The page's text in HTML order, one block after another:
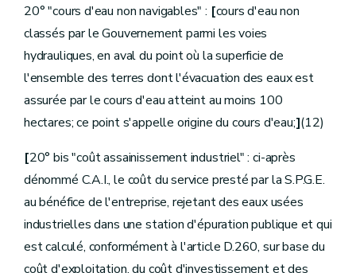
Section3 [...] [Décret-programme 12.12.2014]
Section 4
[...] [Décret-programme 12.12.2014]
Section5 [...] [Décret-programme 12.12.2014]
Chapitre[II Mécanismes de récupération des coûts autres que la tarification] [Décret-programme 12.12.2014]
Section
1re
Dispositions générales] [Décret-programme 12.12.2014]
Art.D.252
Section[2 Taxe et contribution sur les prises d'eau] [Décret-programme 12.12.2014]
Sous-section
1re
Prises d'eau potabilisable] [Décret-programme 12.12.2014]
Art.D.253
Art.D.255
Sous-section[2 Prises d'eau souterraine non potabilisable] [Décret-programme 12.12.2014]
Art.
Sous-section[2/1 Prises d'eau d'exhaure] [Décret 12.11.2021 - entre en vigueur le 01.01.2022]
Art.[D.256/1
Sous-section
Prises d'eau de surface non potabilisable] [Décret-programme 12.12.2014]
Art.D.257
Section [3 Taxe sur le déversement des eaux usées industrielles et domestiques] [Décret-programme 12.12.2014]
20° "cours d'eau non navigables" : [cours d'eau non
classés par le Gouvernement parmi les voies
hydrauliques, en aval du point où la superficie de
l'ensemble des terres dont l'évacuation des eaux est
assurée par le cours d'eau atteint au moins 100
hectares; ce point s'appelle origine du cours d'eau;](12)
[20° bis "coût assainissement industriel" : ci-après
dénommé C.A.I., le coût du service presté par la S.P.G.E.
au bénéfice de l'entreprise, rejetant des eaux usées
industrielles dans une station d'épuration publique et qui
est calculé, conformément à l'article D.260, sur base du
coût d'exploitation, du coût d'investissement et des